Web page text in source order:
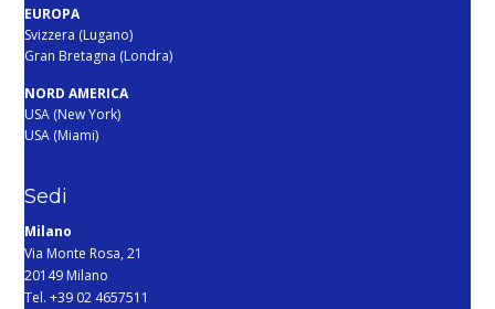
EUROPA
Svizzera (Lugano)
Gran Bretagna (Londra)
NORD AMERICA
USA (New York)
USA (Miami)
Sedi
Milano
Via Monte Rosa, 21
20149 Milano
Tel. +39 02 4657511